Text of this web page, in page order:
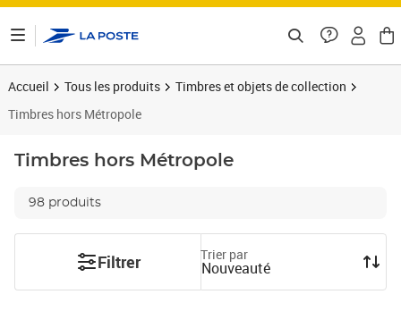
Accueil Tous les produits
Timbres et objets de collection
Timbres hors Métropole
Timbres hors Métropole
98 produits
Filtrer Trier par
Nouveauté